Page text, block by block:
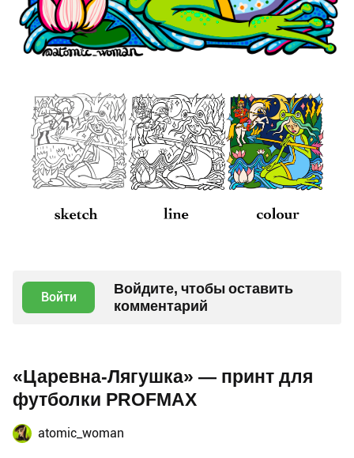
Войти
Войдите, чтобы оставить
комментарий
«Царевна-Лягушка» — принт для
футболки PROFMAX
atomic_woman